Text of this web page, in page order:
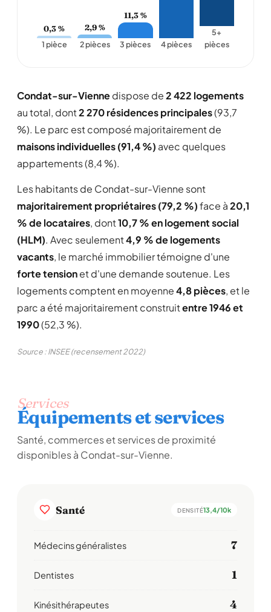
0,3 %
1 pièce
2,9 %
2 pièces
11,3 %
3 pièces 4 pièces
5+
pièces
Condat-sur-Viennedispose de2 422 logements
au total, dont2 270 résidences principales(93,7
%). Le parc est composé majoritairement de
maisons individuelles (91,4 %) avec quelques
appartements (8,4 %).
Les habitants de Condat-sur-Vienne sont
majoritairement propriétaires (79,2 %)face à20,1
% de locataires, dont10,7 % en logement social
(HLM). Avec seulement4,9 % de logements
vacants, le marché immobilier témoigne d'une
forte tensionet d'une demande soutenue. Les
logements comptent en moyenne4,8 pièces, et le
parc a été majoritairement construitentre 1946 et
1990(52,3 %).
Source : INSEE (recensement 2022)
Services
Équipements et services
Santé, commerces et services de proximité
disponibles à Condat-sur-Vienne.
Santé DENSITÉ13,4/10k
Médecins généralistes 7
Dentistes 1
Kinésithérapeutes 4